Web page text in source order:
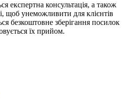
експертна консультація, а також
щоб унеможливити для клієнтів
безкоштовне зберігання посилок
їх прийом.